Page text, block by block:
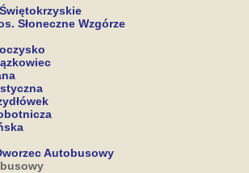
Słoneczne Wzgórze
Autobusowy